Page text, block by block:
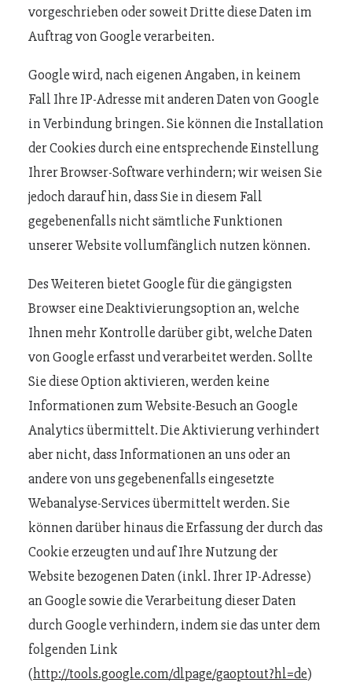
vorgeschrieben oder soweit Dritte diese Daten im
Auftrag von Google verarbeiten.
Google wird, nach eigenen Angaben, in keinem
Fall Ihre IP-Adresse mit anderen Daten von Google
in Verbindung bringen. Sie können die Installation
der Cookies durch eine entsprechende Einstellung
Ihrer Browser-Software verhindern; wir weisen Sie
jedoch darauf hin, dass Sie in diesem Fall
gegebenenfalls nicht sämtliche Funktionen
unserer Website vollumfänglich nutzen können.
Des Weiteren bietet Google für die gängigsten
Browser eine Deaktivierungsoption an, welche
Ihnen mehr Kontrolle darüber gibt, welche Daten
von Google erfasst und verarbeitet werden. Sollte
Sie diese Option aktivieren, werden keine
Informationen zum Website-Besuch an Google
Analytics übermittelt. Die Aktivierung verhindert
aber nicht, dass Informationen an uns oder an
andere von uns gegebenenfalls eingesetzte
Webanalyse-Services übermittelt werden. Sie
können darüber hinaus die Erfassung der durch das
Cookie erzeugten und auf Ihre Nutzung der
Website bezogenen Daten (inkl. Ihrer IP-Adresse)
an Google sowie die Verarbeitung dieser Daten
durch Google verhindern, indem sie das unter dem
folgenden Link
(http://tools.google.com/dlpage/gaoptout?hl=de)